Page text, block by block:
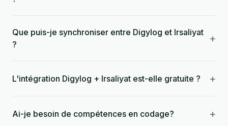
Que puis-je synchroniser entre Digylog et Irsaliyat
?
+
L'intégration Digylog + Irsaliyat est-elle gratuite ? +
Ai-je besoin de compétences en codage? +